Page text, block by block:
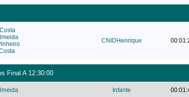
CNIDHenrique
Final A 12:30:00
Infante